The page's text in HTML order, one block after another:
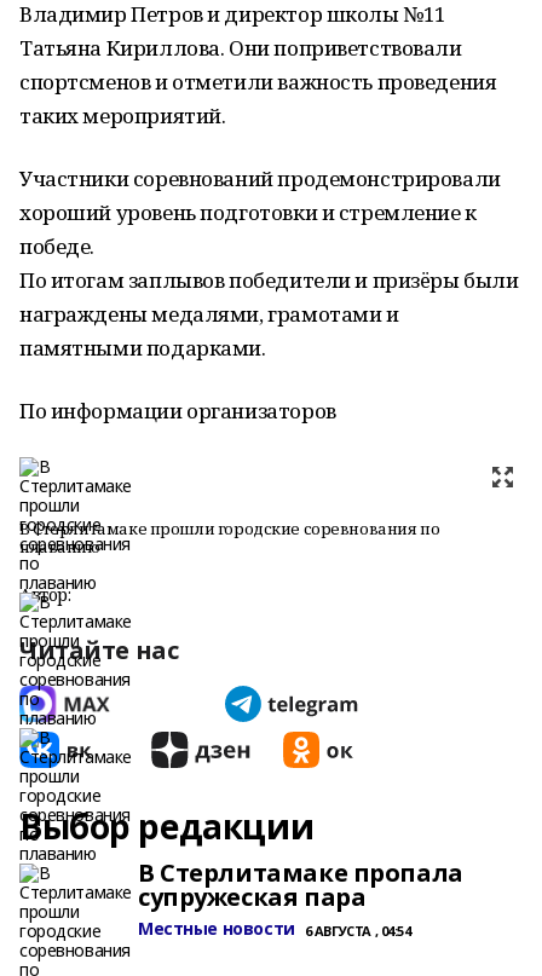
Владимир Петров и директор школы №11
Татьяна Кириллова. Они поприветствовали
спортсменов и отметили важность проведения
таких мероприятий.
Участники соревнований продемонстрировали
хороший уровень подготовки и стремление к
победе.
По итогам заплывов победители и призëры были
награждены медалями, грамотами и
памятными подарками.
По информации организаторов
В Стерлитамаке прошли городские соревнования по
плаванию
Автор:
Читайте нас
Выбор редакции
В Стерлитамаке пропала
супружеская пара
Местные новости 6 АВГУСТА , 04:54